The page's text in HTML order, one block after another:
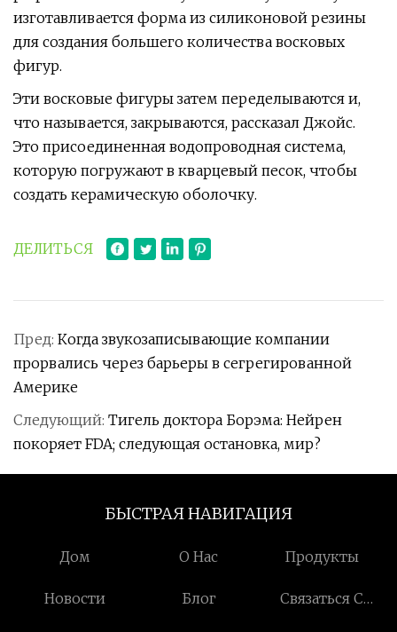
изготавливается форма из силиконовой резины
для создания большего количества восковых
фигур.
Эти восковые фигуры затем переделываются и,
что называется, закрываются, рассказал Джойс.
Это присоединенная водопроводная система,
которую погружают в кварцевый песок, чтобы
создать керамическую оболочку.
ДЕЛИТЬСЯ
Пред: Когда звукозаписывающие компании
прорвались через барьеры в сегрегированной
Америке
Следующий: Тигель доктора Борэма: Нейрен
покоряет FDA; следующая остановка, мир?
БЫСТРАЯ НАВИГАЦИЯ
Дом О Нас Продукты
Новости Блог
Связаться С